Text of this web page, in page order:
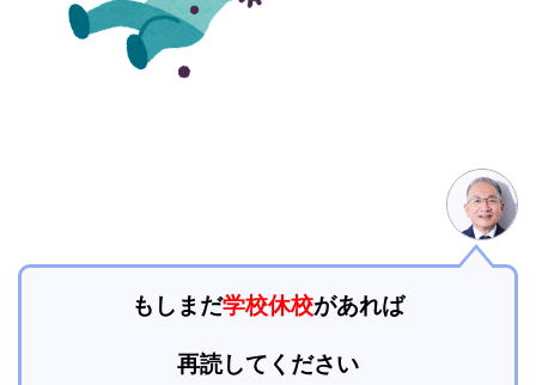
もしまだ学校休校があれば
再読してください